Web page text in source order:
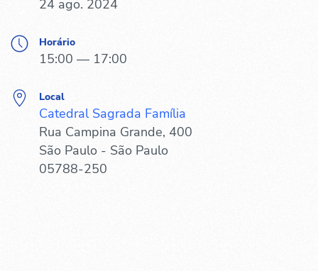
24 ago. 2024
Horário
15:00 — 17:00
Local
Catedral Sagrada Família
Rua Campina Grande, 400
São Paulo - São Paulo
05788-250